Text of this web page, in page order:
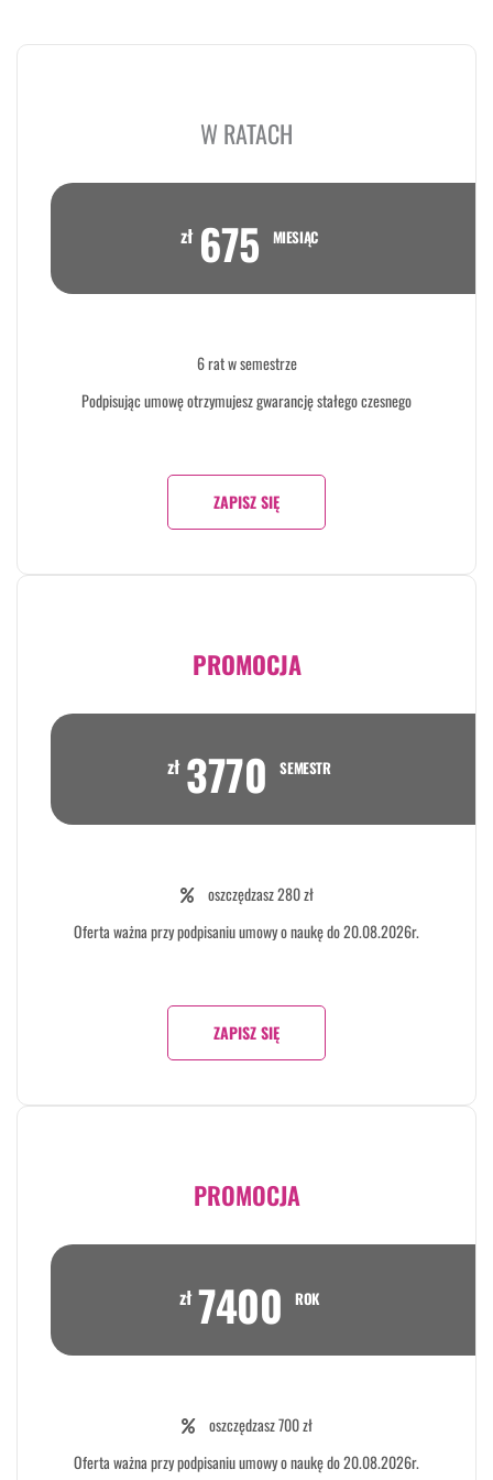
W RATACH
zł 675 MIESIĄC
6 rat w semestrze
Podpisując umowę otrzymujesz gwarancję stałego czesnego
ZAPISZ SIĘ
PROMOCJA
zł 3770 SEMESTR
oszczędzasz 280 zł
Oferta ważna przy podpisaniu umowy o naukę do 20.08.2026r.
ZAPISZ SIĘ
PROMOCJA
zł 7400 ROK
oszczędzasz 700 zł
Oferta ważna przy podpisaniu umowy o naukę do 20.08.2026r.